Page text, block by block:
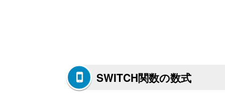
SWITCH関数の数式